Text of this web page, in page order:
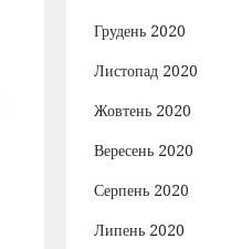
Грудень 2020
Листопад 2020
Жовтень 2020
Вересень 2020
Серпень 2020
Липень 2020